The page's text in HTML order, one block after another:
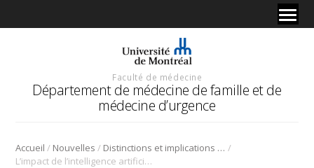
Faculté de médecine
Département de médecine de famille et de
médecine d’urgence
Accueil / Nouvelles / Distinctions et implications de nos membres et résidents /
L’impact de l’intelligence artificielle sur notre pratique et notre enseignement : comment entrer dans la course?